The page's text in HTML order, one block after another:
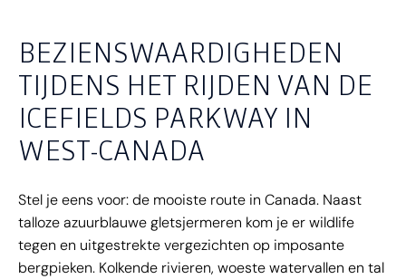
BEZIENSWAARDIGHEDEN
TIJDENS HET RIJDEN VAN DE
ICEFIELDS PARKWAY IN
WEST-CANADA
Stel je eens voor: de mooiste route in Canada. Naast
talloze azuurblauwe gletsjermeren kom je er wildlife
tegen en uitgestrekte vergezichten op imposante
bergpieken. Kolkende rivieren, woeste watervallen en tal